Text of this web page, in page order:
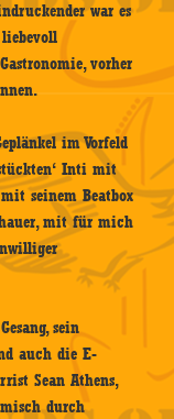
war es
vorher
im Vorfeld
Inti mit
seinem Beatbox
mit für mich
sein
auch die E-
Sean Athens,
durch